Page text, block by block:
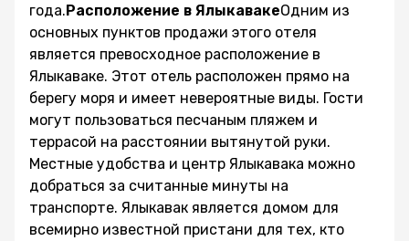
года.Расположение в ЯлыкавакеОдним из
основных пунктов продажи этого отеля
является превосходное расположение в
Ялыкаваке. Этот отель расположен прямо на
берегу моря и имеет невероятные виды. Гости
могут пользоваться песчаным пляжем и
террасой на расстоянии вытянутой руки.
Местные удобства и центр Ялыкавака можно
добраться за считанные минуты на
транспорте. Ялыкавак является домом для
всемирно известной пристани для тех, кто